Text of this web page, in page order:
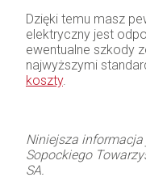
Dzięki temu masz
elektryczny jest
ewentualne szkody
najwyższymi
koszty.
Niniejsza
Sopockiego
SA.